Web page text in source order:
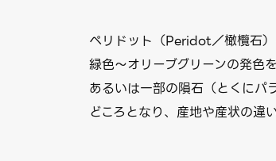
ペリドット（Peridot／橄欖石
緑色〜オリーブグリーンの発色
あるいは一部の隕石（とくにパ
どころとなり、産地や産状の違